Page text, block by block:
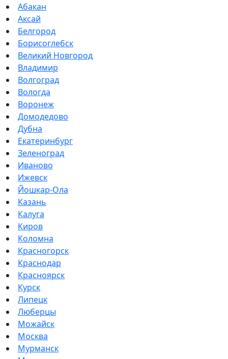
Абакан
Аксай
Белгород
Борисоглебск
Великий Новгород
Владимир
Волгоград
Вологда
Воронеж
Домодедово
Дубна
Екатеринбург
Зеленоград
Иваново
Ижевск
Йошкар-Ола
Казань
Калуга
Киров
Коломна
Красногорск
Краснодар
Красноярск
Курск
Липецк
Люберцы
Можайск
Москва
Мурманск